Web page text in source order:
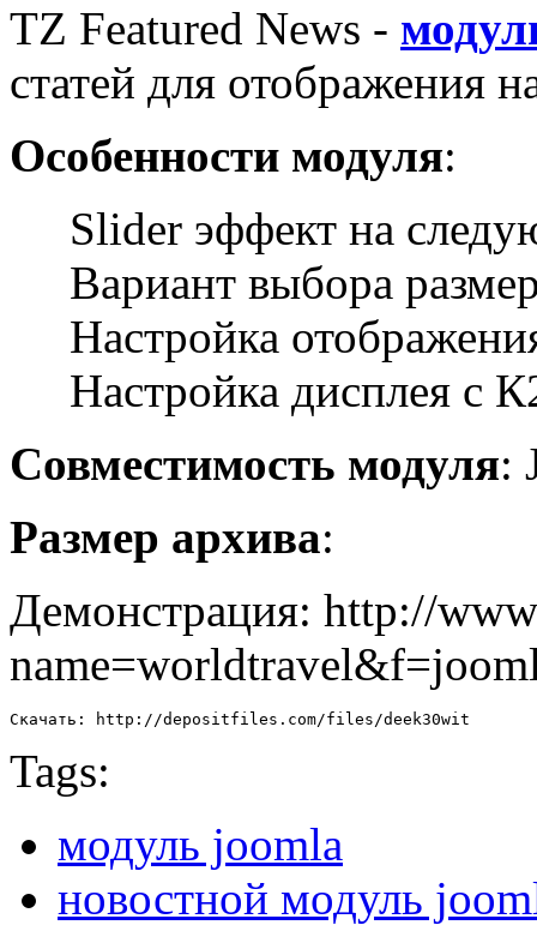
TZ Featured News -
статей для отображения
Особенности модуля:
Slider эффект на
Вариант выбора
Настройка
Настройка дисплея с
Совместимость модуля:
Размер архива:
Демонстрация: http://
Скачать: http://depositfiles.com/files/deek30wit
Tags:
модуль joomla
новостной модуль